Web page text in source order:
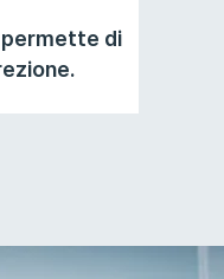
permette di